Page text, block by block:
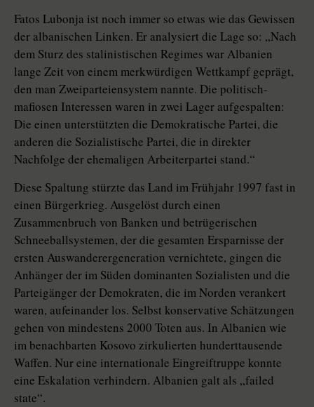
Fatos Lubonja ist noch immer so etwas wie das Gewissen
der albanischen Linken. Er analysiert die Lage so: „Nach
dem Sturz des stalinistischen Regimes war Albanien
lange Zeit von einem merkwürdigen Wettkampf geprägt,
den man Zweiparteiensystem nannte. Die politisch-
mafiosen Interessen waren in zwei Lager aufgespalten:
Die einen unterstützten die Demokratische Partei, die
anderen die Sozialistische Partei, die in direkter
Nachfolge der ehemaligen Arbeiterpartei stand.“
Diese Spaltung stürzte das Land im Frühjahr 1997 fast in
einen Bürgerkrieg. Ausgelöst durch einen
Zusammenbruch von Banken und betrügerischen
Schneeballsystemen, der die gesamten Ersparnisse der
ersten Auswanderergeneration vernichtete, gingen die
Anhänger der im Süden dominanten Sozialisten und die
Parteigänger der Demokraten, die im Norden verankert
waren, aufeinander los. Selbst konservative Schätzungen
gehen von mindestens 2000 Toten aus. In Albanien wie
im benachbarten Kosovo zirkulierten hunderttausende
Waffen. Nur eine internationale Eingreiftruppe konnte
eine Eskalation verhindern. Albanien galt als „failed
state“.